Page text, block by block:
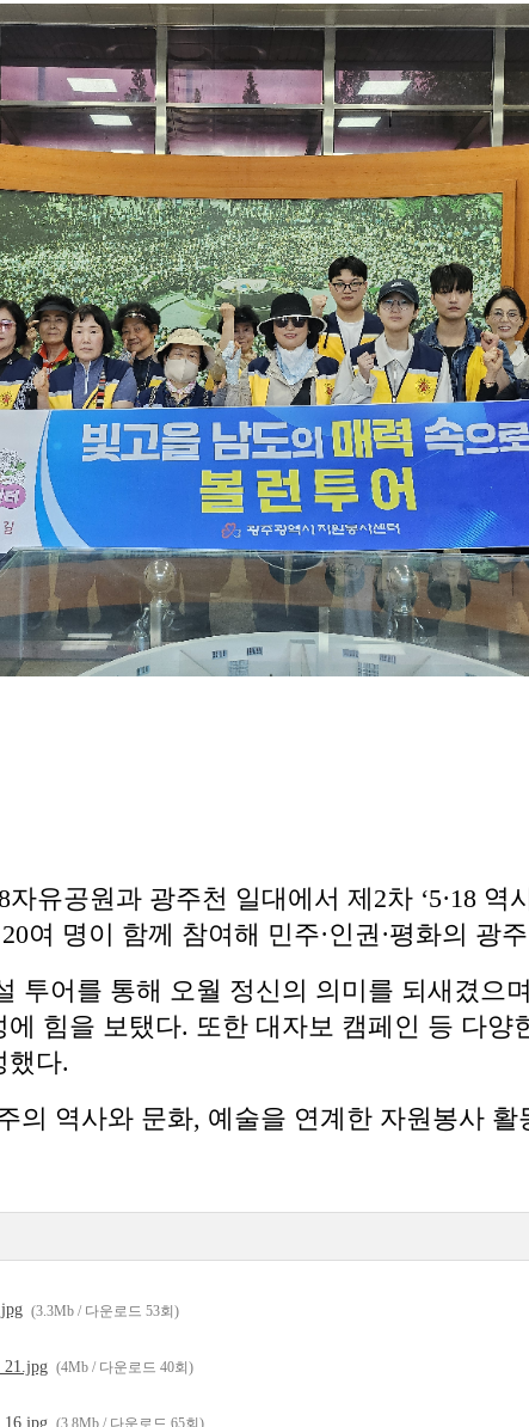
자유공원과 광주천 일대에서 제2차 ‘5·18
여 명이 함께 참여해 민주·인권·평화의 광
투어를 통해 오월 정신의 의미를 되새겼
힘을 보탰다. 또한 대자보 캠페인 등 다양
했다.
의 역사와 문화, 예술을 연계한 자원봉사
(3.3Mb / 다운로드 53회)
(4Mb / 다운로드 40회)